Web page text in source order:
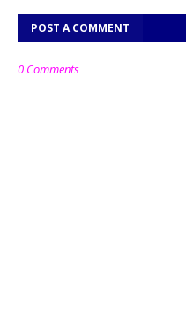
POST A COMMENT
0 Comments